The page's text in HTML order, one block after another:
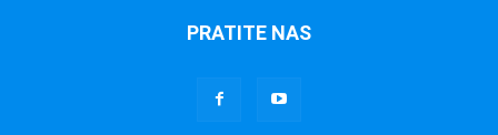
PRATITE NAS